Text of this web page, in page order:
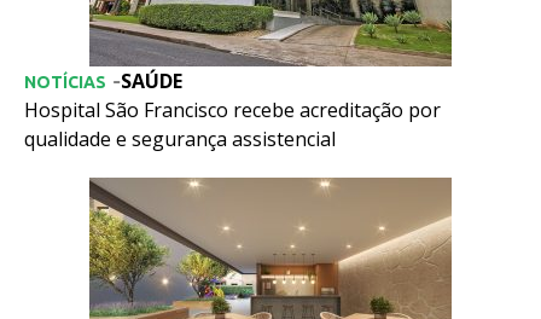
SAÚDE
NOTÍCIAS -
Hospital São Francisco recebe acreditação por
qualidade e segurança assistencial